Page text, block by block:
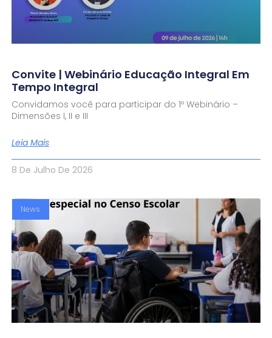
Convite | Webinário Educação Integral Em
Tempo Integral
Convidamos você para participar do 1º Webinário –
Dimensões I, II e III
Leia Mais
8 De Julho De 2026
News